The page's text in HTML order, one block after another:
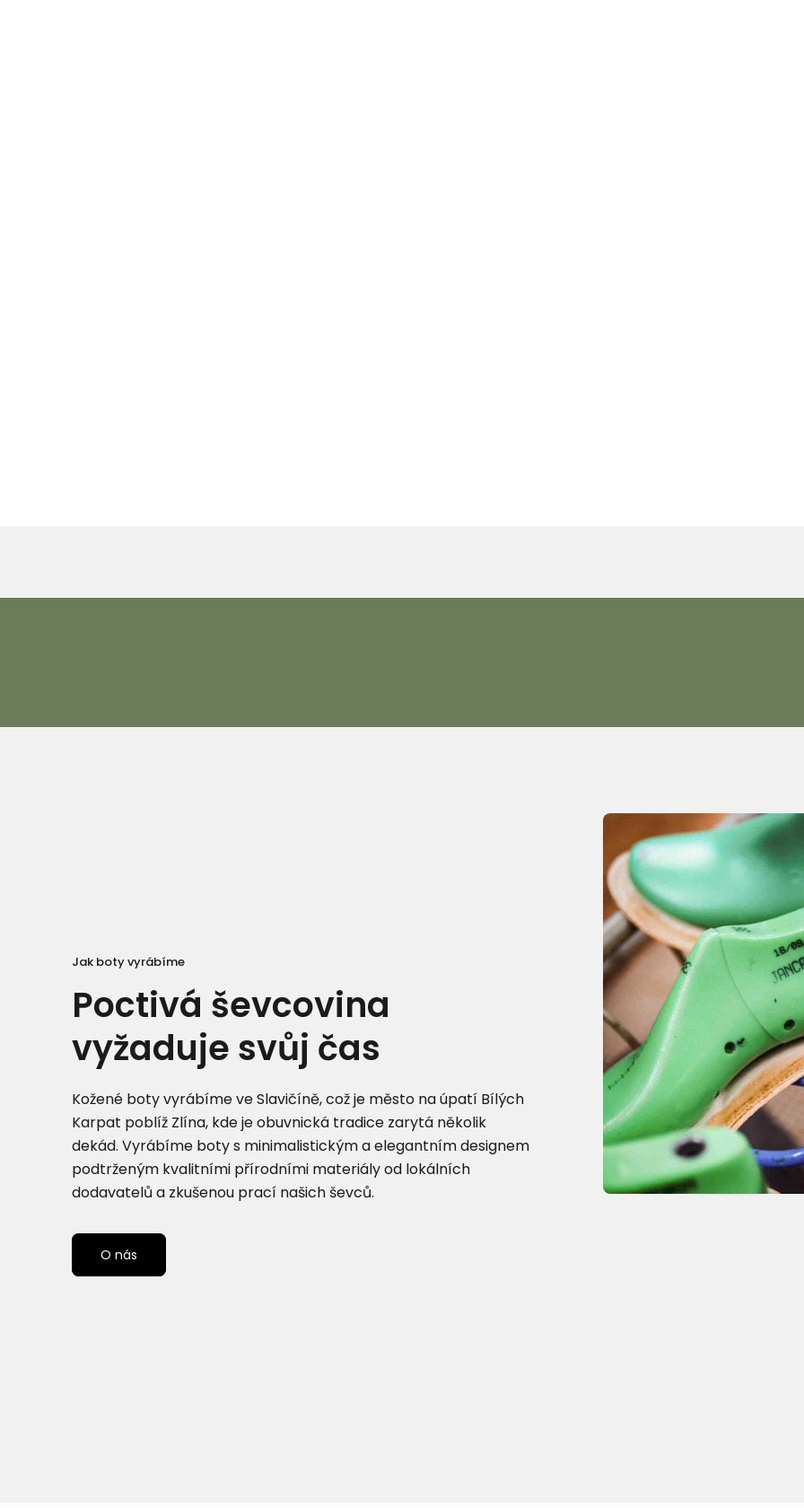
Jak boty vyrábíme
Poctivá ševcovina
vyžaduje svůj čas
Kožené boty vyrábíme ve Slavičíně, což je město na úpatí Bílých
Karpat poblíž Zlína, kde je obuvnická tradice zarytá několik
dekád. Vyrábíme boty s minimalistickým a elegantním designem
podtrženým kvalitními přírodními materiály od lokálních
dodavatelů a zkušenou prací našich ševců.
O nás